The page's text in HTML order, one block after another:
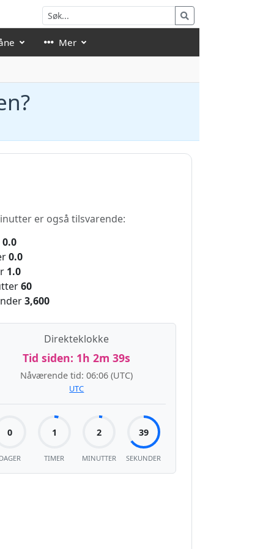
Mer
er også tilsvarende:
0.0
0.0
1.0
60
3,600
Direkteklokke
Tid siden: 1h 2m 40s
Nåværende tid:06:06 (UTC)
UTC
0 1
TIMER
2
MINUTTER
40
SEKUNDER